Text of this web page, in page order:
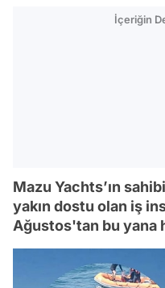
İçeriğin
Mazu Yachts’ın
yakın dostu olan iş
Ağustos'tan bu yana